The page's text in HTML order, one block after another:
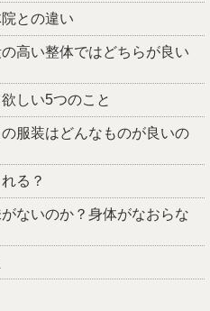
との違い
高い整体ではどちらが良い
しい5つのこと
服装はどんなものが良いの
る？
ないのか？身体がなおらな